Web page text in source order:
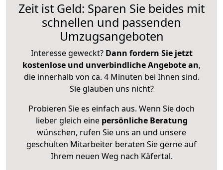
Zeit ist Geld: Sparen Sie beides mit
schnellen und passenden
Umzugsangeboten
Interesse geweckt? Dann fordern Sie jetzt
kostenlose und unverbindliche Angebote an,
die innerhalb von ca. 4 Minuten bei Ihnen sind.
Sie glauben uns nicht?
Probieren Sie es einfach aus. Wenn Sie doch
lieber gleich eine persönliche Beratung
wünschen, rufen Sie uns an und unsere
geschulten Mitarbeiter beraten Sie gerne auf
Ihrem neuen Weg nach Käfertal.